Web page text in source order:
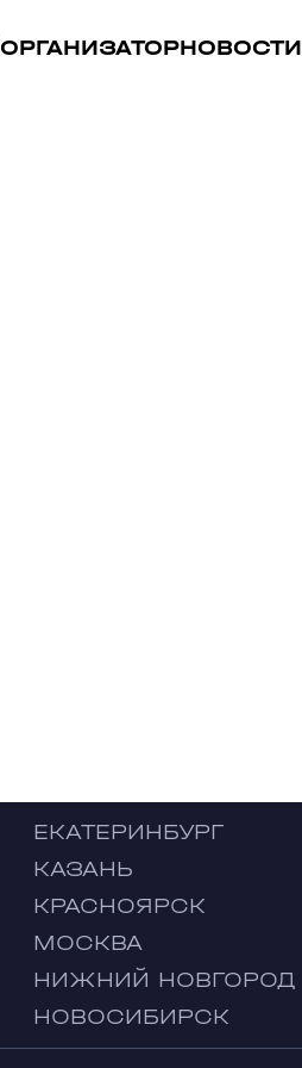
ОРГАНИЗАТОРНОВОСТИ
ЕКАТЕРИНБУРГ
КАЗАНЬ
КРАСНОЯРСК
МОСКВА
НИЖНИЙ НОВГОРОД
НОВОСИБИРСК